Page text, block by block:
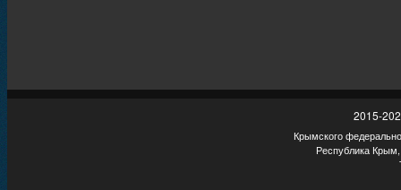
2015-
Крымского
Республика